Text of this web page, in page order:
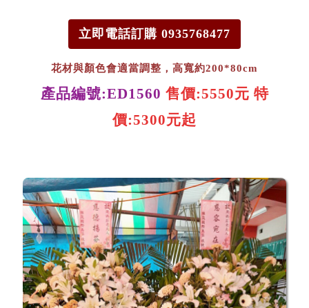
立即電話訂購 0935768477
花材與顏色會適當調整，高寬約200*80cm
產品編號:ED1560 售價:5550元 特
價:5300元起